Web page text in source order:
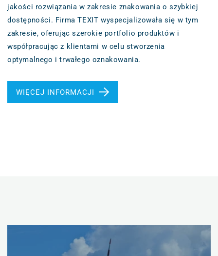
jakości rozwiązania w zakresie znakowania o szybkiej
dostępności. Firma TEXIT wyspecjalizowała się w tym
zakresie, oferując szerokie portfolio produktów i
współpracując z klientami w celu stworzenia
optymalnego i trwałego oznakowania.
WIĘCEJ INFORMACJI